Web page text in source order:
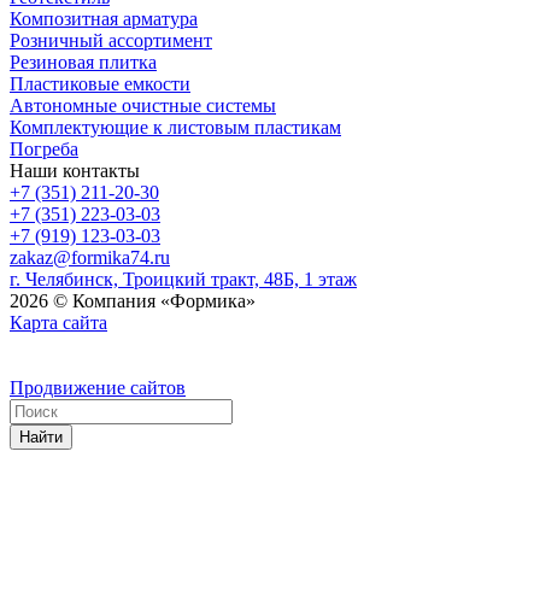
Композитная арматура
Розничный ассортимент
Резиновая плитка
Пластиковые емкости
Автономные очистные системы
Комплектующие к листовым пластикам
Погреба
Наши контакты
+7 (351) 211-20-30
+7 (351) 223-03-03
+7 (919) 123-03-03
zakaz@formika74.ru
г. Челябинск, Троицкий тракт, 48Б, 1 этаж
2026 © Компания «Формика»
Карта сайта
Продвижение сайтов
Найти